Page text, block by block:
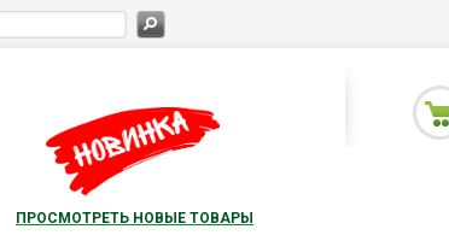
ПРОСМОТРЕТЬ НОВЫЕ ТОВАРЫ